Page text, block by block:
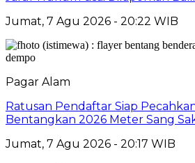
Jumat, 7 Agu 2026 - 20:22 WIB
Pagar Alam
Ratusan Pendaftar Siap
Bentangkan 2026 Meter Sang
Jumat, 7 Agu 2026 - 20:17 WIB